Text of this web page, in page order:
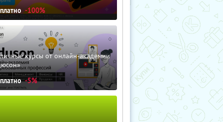
-100%
курсы от онлайн-академии
-5%